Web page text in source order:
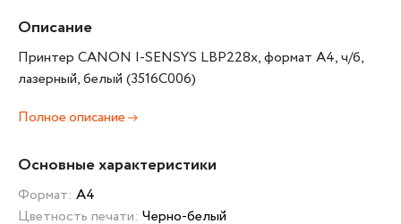
Описание
Принтер CANON I-SENSYS LBP228x, формат A4, ч/б,
лазерный, белый (3516C006)
Полное описание
Основные характеристики
Формат: А4
Цветность печати: Черно-белый